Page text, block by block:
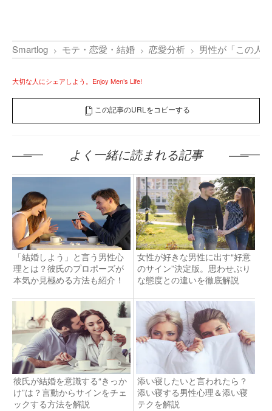
Smartlog モテ・恋愛・結婚 恋愛分析 男性が「この人
大切な人にシェアしよう。Enjoy Men’s Life!
この記事のURLをコピーする
よく一緒に読まれる記事
「結婚しよう」と言う男性心
理とは？彼氏のプロポーズが
本気か見極める方法も紹介！
女性が好きな男性に出す“好意
のサイン”決定版。思わせぶり
な態度との違いを徹底解説
彼氏が結婚を意識する“きっか
け”は？言動からサインをチェ
ックする方法を解説
添い寝したいと言われたら？
添い寝する男性心理＆添い寝
テクを解説